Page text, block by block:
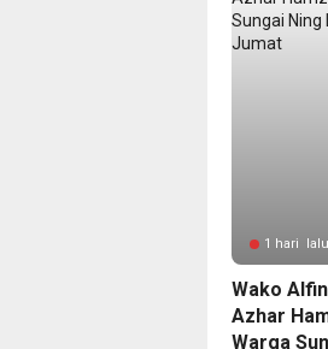
1 hari lalu
Wako
Azhar
Warga